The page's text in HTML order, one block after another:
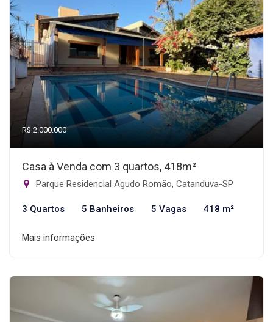
R$ 2.000.000
Casa à Venda com 3 quartos, 418m²
Parque Residencial Agudo Romão, Catanduva-SP
3 Quartos 5 Banheiros 5 Vagas 418 m²
Mais informações